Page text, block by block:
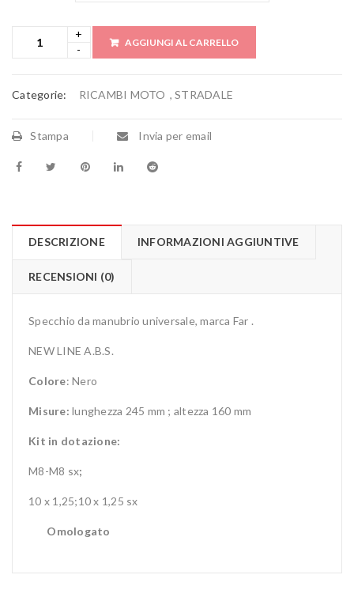
AGGIUNGI AL CARRELLO
Categorie: RICAMBI MOTO , STRADALE
Stampa Invia per email
DESCRIZIONE INFORMAZIONI AGGIUNTIVE
RECENSIONI (0)
Specchio da manubrio universale, marca Far .
NEW LINE A.B.S.
Colore: Nero
Misure: lunghezza 245 mm ; altezza 160 mm
Kit in dotazione:
M8-M8 sx;
10 x 1,25;10 x 1,25 sx
Omologato